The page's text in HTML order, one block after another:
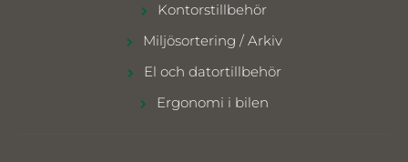
Kontorstillbehör
Miljösortering / Arkiv
El och datortillbehör
Ergonomi i bilen